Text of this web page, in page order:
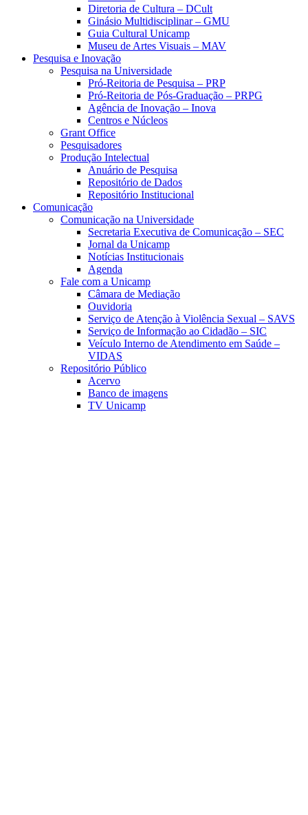
Diretoria de Cultura – DCult
Ginásio Multidisciplinar – GMU
Guia Cultural Unicamp
Museu de Artes Visuais – MAV
Pesquisa e Inovação
Pesquisa na Universidade
Pró-Reitoria de Pesquisa – PRP
Pró-Reitoria de Pós-Graduação – PRPG
Agência de Inovação – Inova
Centros e Núcleos
Grant Office
Pesquisadores
Produção Intelectual
Anuário de Pesquisa
Repositório de Dados
Repositório Institucional
Comunicação
Comunicação na Universidade
Secretaria Executiva de Comunicação – SEC
Jornal da Unicamp
Notícias Institucionais
Agenda
Fale com a Unicamp
Câmara de Mediação
Ouvidoria
Serviço de Atenção à Violência Sexual – SAVS
Serviço de Informação ao Cidadão – SIC
Veículo Interno de Atendimento em Saúde –
VIDAS
Repositório Público
Acervo
Banco de imagens
TV Unicamp